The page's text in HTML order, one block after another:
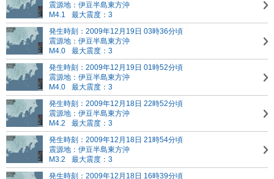
震源地：伊豆半島東方沖
M4.1
最大震度：3
発生時刻：2009年12月19日 03時36分頃
震源地：伊豆半島東方沖
M4.0
最大震度：3
発生時刻：2009年12月19日 01時52分頃
震源地：伊豆半島東方沖
M4.0
最大震度：3
発生時刻：2009年12月18日 22時52分頃
震源地：伊豆半島東方沖
M4.2
最大震度：3
発生時刻：2009年12月18日 21時54分頃
震源地：伊豆半島東方沖
M3.2
最大震度：3
発生時刻：2009年12月18日 16時39分頃